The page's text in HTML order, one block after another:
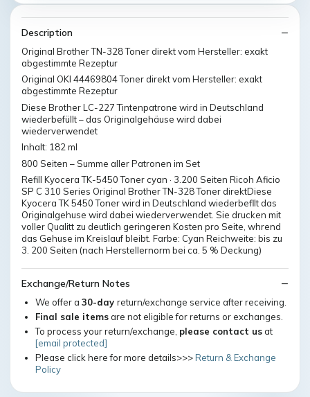
Description
Original Brother TN-328 Toner direkt vom Hersteller: exakt
abgestimmte Rezeptur
Original OKI 44469804 Toner direkt vom Hersteller: exakt
abgestimmte Rezeptur
Diese Brother LC-227 Tintenpatrone wird in Deutschland
wiederbefüllt – das Originalgehäuse wird dabei
wiederverwendet
Inhalt: 182 ml
800 Seiten – Summe aller Patronen im Set
Refill Kyocera TK-5450 Toner cyan · 3.200 Seiten Ricoh Aficio
SP C 310 Series Original Brother TN-328 Toner direktDiese
Kyocera TK 5450 Toner wird in Deutschland wiederbefllt das
Originalgehuse wird dabei wiederverwendet. Sie drucken mit
voller Qualitt zu deutlich geringeren Kosten pro Seite, whrend
das Gehuse im Kreislauf bleibt. Farbe: Cyan Reichweite: bis zu
3. 200 Seiten (nach Herstellernorm bei ca. 5 % Deckung)
Exchange/Return Notes
We offer a 30-day return/exchange service after receiving.
Final sale itemsare not eligible for returns or exchanges.
To process your return/exchange, please contact usat
[email protected]
Please click here for more details>>>Return & Exchange
Policy